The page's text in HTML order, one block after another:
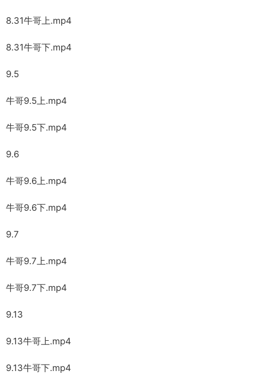
8.31牛哥上.mp4
8.31牛哥下.mp4
9.5
牛哥9.5上.mp4
牛哥9.5下.mp4
9.6
牛哥9.6上.mp4
牛哥9.6下.mp4
9.7
牛哥9.7上.mp4
牛哥9.7下.mp4
9.13
9.13牛哥上.mp4
9.13牛哥下.mp4